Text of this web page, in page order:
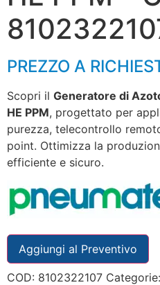
PREZZO A
Scopri il Generatore di
HE PPM, progettato per
purezza, telecontrollo
point. Ottimizza la
efficiente e sicuro.
Aggiungi al Preventivo
COD: 8102322107 Categorie: